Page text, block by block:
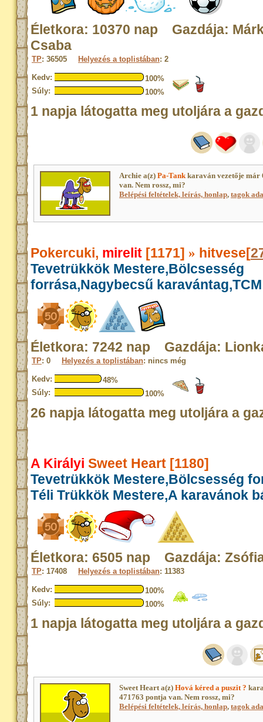
Életkora: 10370 nap Gazdája:
Csaba
TP: 36505 Helyezés a toplistában: 2
Kedv:
100%
Súly:
100%
1 napja látogatta meg utoljára a
Archie a(z) Pa-Tankkaraván vezetője már
van. Nem rossz, mi?
Belépési feltételek, leírás, honlap, tagok
Pokercuki, mirelit [1171] » hitvese[
Tevetrükkök Mestere,Bölcsesség
forrása,Nagybecsű
Életkora: 7242 nap Gazdája:
TP: 0 Helyezés a toplistában: nincs még
Kedv:
48%
Súly:
100%
26 napja látogatta meg utoljára a
A Királyi Sweet Heart [1180]
Tevetrükkök Mestere,Bölcsesség
Téli Trükkök Mestere,A karavánok
Életkora: 6505 nap Gazdája:
TP: 17408 Helyezés a toplistában: 11383
Kedv:
100%
Súly:
100%
1 napja látogatta meg utoljára a
Sweet Heart a(z) Hová kéred a puszit ?
471763 pontja van. Nem rossz, mi?
Belépési feltételek, leírás, honlap, tagok